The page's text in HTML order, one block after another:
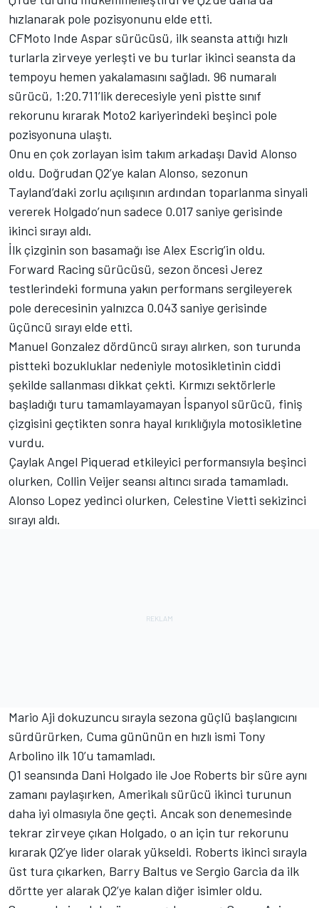
hızlanarak pole pozisyonunu elde etti.
CFMoto Inde Aspar sürücüsü, ilk seansta attığı hızlı
turlarla zirveye yerleşti ve bu turlar ikinci seansta da
tempoyu hemen yakalamasını sağladı. 96 numaralı
sürücü, 1:20.711’lik derecesiyle yeni pistte sınıf
rekorunu kırarak Moto2 kariyerindeki beşinci pole
pozisyonuna ulaştı.
Onu en çok zorlayan isim takım arkadaşı David Alonso
oldu. Doğrudan Q2’ye kalan Alonso, sezonun
Tayland’daki zorlu açılışının ardından toparlanma sinyali
vererek Holgado’nun sadece 0.017 saniye gerisinde
ikinci sırayı aldı.
İlk çizginin son basamağı ise Alex Escrig’in oldu.
Forward Racing sürücüsü, sezon öncesi Jerez
testlerindeki formuna yakın performans sergileyerek
pole derecesinin yalnızca 0.043 saniye gerisinde
üçüncü sırayı elde etti.
Manuel Gonzalez dördüncü sırayı alırken, son turunda
pistteki bozukluklar nedeniyle motosikletinin ciddi
şekilde sallanması dikkat çekti. Kırmızı sektörlerle
başladığı turu tamamlayamayan İspanyol sürücü, finiş
çizgisini geçtikten sonra hayal kırıklığıyla motosikletine
vurdu.
Çaylak Angel Piquerad etkileyici performansıyla beşinci
olurken, Collin Veijer seansı altıncı sırada tamamladı.
Alonso Lopez yedinci olurken, Celestine Vietti sekizinci
sırayı aldı.
Mario Aji dokuzuncu sırayla sezona güçlü başlangıcını
sürdürürken, Cuma gününün en hızlı ismi Tony
Arbolino ilk 10’u tamamladı.
Q1 seansında Dani Holgado ile Joe Roberts bir süre aynı
zamanı paylaşırken, Amerikalı sürücü ikinci turunun
daha iyi olmasıyla öne geçti. Ancak son denemesinde
tekrar zirveye çıkan Holgado, o an için tur rekorunu
kırarak Q2’ye lider olarak yükseldi. Roberts ikinci sırayla
üst tura çıkarken, Barry Baltus ve Sergio Garcia da ilk
dörtte yer alarak Q2’ye kalan diğer isimler oldu.